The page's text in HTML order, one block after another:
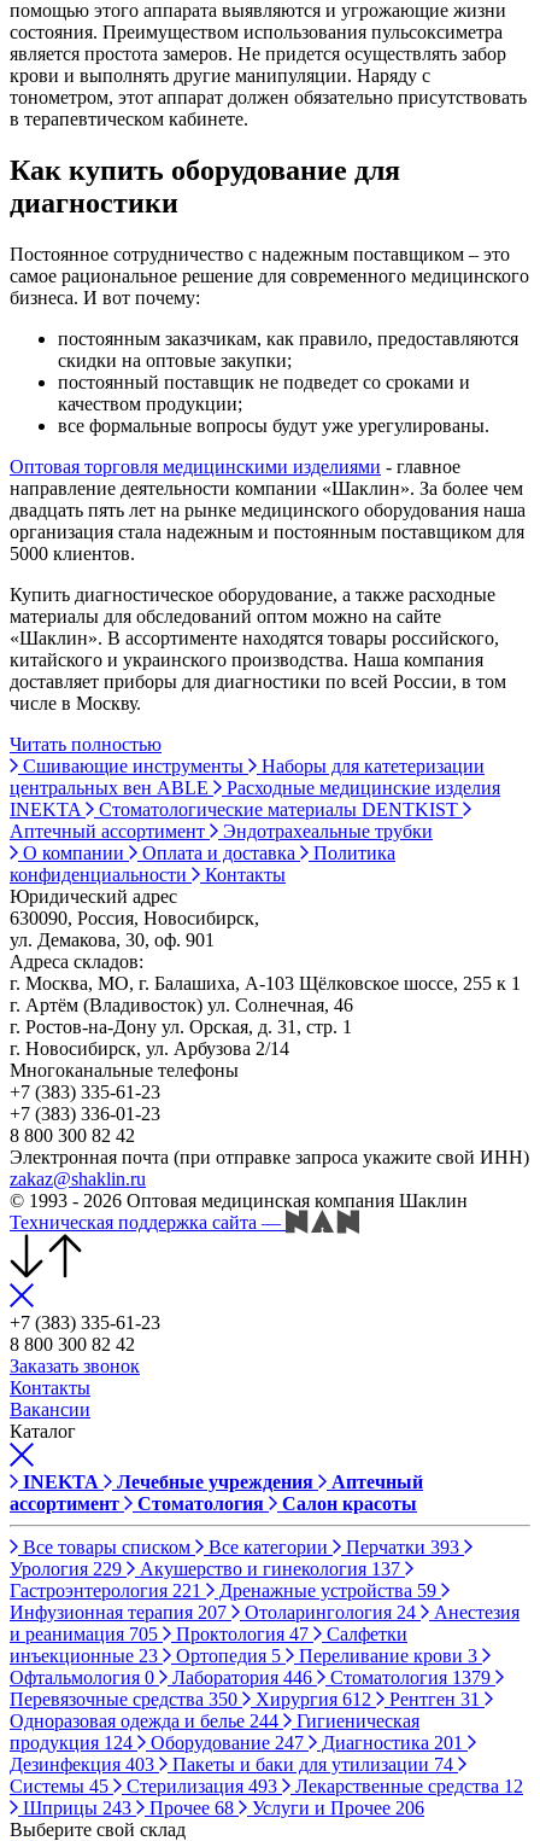
помощью этого аппарата выявляются и угрожающие жизни
состояния. Преимуществом использования пульсоксиметра
является простота замеров. Не придется осуществлять забор
крови и выполнять другие манипуляции. Наряду с
тонометром, этот аппарат должен обязательно присутствовать
в терапевтическом кабинете.
Как купить оборудование для
диагностики
Постоянное сотрудничество с надежным поставщиком – это
самое рациональное решение для современного медицинского
бизнеса. И вот почему:
постоянным заказчикам, как правило, предоставляются
скидки на оптовые закупки;
постоянный поставщик не подведет со сроками и
качеством продукции;
все формальные вопросы будут уже урегулированы.
Оптовая торговля медицинскими изделиями - главное
направление деятельности компании «Шаклин». За более чем
двадцать пять лет на рынке медицинского оборудования наша
организация стала надежным и постоянным поставщиком для
5000 клиентов.
Купить диагностическое оборудование, а также расходные
материалы для обследований оптом можно на сайте
«Шаклин». В ассортименте находятся товары российского,
китайского и украинского производства. Наша компания
доставляет приборы для диагностики по всей России, в том
числе в Москву.
Читать полностью
Сшивающие инструменты
Наборы для катетеризации
центральных вен ABLE
Расходные медицинские изделия
INEKTA
Стоматологические материалы DENTKIST
Аптечный ассортимент
Эндотрахеальные трубки
О компании
Оплата и доставка
Политика
конфиденциальности
Контакты
Юридический адрес
630090, Россия, Новосибирск,
ул. Демакова, 30, оф. 901
Адреса складов:
г. Москва, МО, г. Балашиха, А-103 Щёлковское шоссе, 255 к 1
г. Артём (Владивосток) ул. Солнечная, 46
г. Ростов-на-Дону ул. Орская, д. 31, стр. 1
г. Новосибирск, ул. Арбузова 2/14
Многоканальные телефоны
+7 (383) 335-61-23
+7 (383) 336-01-23
8 800 300 82 42
Электронная почта (при отправке запроса укажите свой ИНН)
zakaz@shaklin.ru
© 1993 - 2026 Оптовая медицинская компания Шаклин
Техническая поддержка сайта —
+7 (383) 335-61-23
8 800 300 82 42
Заказать звонок
Контакты
Вакансии
Каталог
INEKTA Лечебные учреждения
Аптечный
ассортимент
Стоматология Салон красоты
Все товары списком Все категории Перчатки 393
Урология 229 Акушерство и гинекология 137
Гастроэнтерология 221 Дренажные устройства 59
Инфузионная терапия 207 Отоларингология 24
Анестезия
и реанимация 705 Проктология 47
Салфетки
инъекционные 23 Ортопедия 5 Переливание крови 3
Офтальмология 0 Лаборатория 446 Стоматология 1379
Перевязочные средства 350 Хирургия 612 Рентген 31
Одноразовая одежда и белье 244
Гигиеническая
продукция 124 Оборудование 247 Диагностика 201
Дезинфекция 403 Пакеты и баки для утилизации 74
Системы 45 Стерилизация 493 Лекарственные средства 12
Шприцы 243 Прочее 68 Услуги и Прочее 206
Выберите свой склад